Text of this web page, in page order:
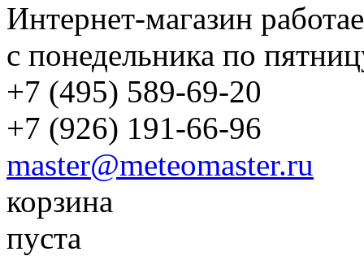
Интернет-магазин
с понедельника по
+7 (495) 589-69-20
+7 (926) 191-66-96
master@meteomaster.ru
корзина
пуста